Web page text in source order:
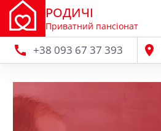
РОДИЧІ
Приватний пансіонат
+38 093 67 37 393